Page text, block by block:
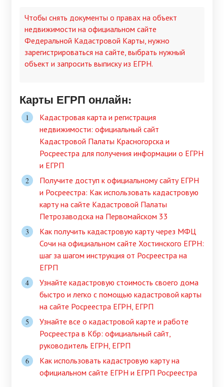
Чтобы снять документы о правах на объект
недвижимости на официальном сайте
Федеральной Кадастровой Карты, нужно
зарегистрироваться на сайте, выбрать нужный
объект и запросить выписку из ЕГРН.
Карты ЕГРП онлайн:
Кадастровая карта и регистрация
недвижимости: официальный сайт
Кадастровой Палаты Красногорска и
Росреестра для получения информации о ЕГРН
и ЕГРП
Получите доступ к официальному сайту ЕГРН
и Росреестра: Как использовать кадастровую
карту на сайте Кадастровой Палаты
Петрозаводска на Первомайском 33
Как получить кадастровую карту через МФЦ
Сочи на официальном сайте Хостинского ЕГРН:
шаг за шагом инструкция от Росреестра на
ЕГРП
Узнайте кадастровую стоимость своего дома
быстро и легко с помощью кадастровой карты
на сайте Росреестра ЕГРН, ЕГРП
Узнайте все о кадастровой карте и работе
Росреестра в Кбр: официальный сайт,
руководитель ЕГРН, ЕГРП
Как использовать кадастровую карту на
официальном сайте ЕГРН и ЕГРП Росреестра